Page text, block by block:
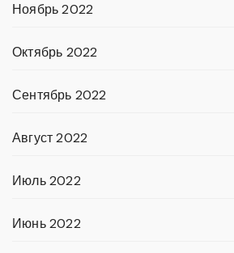
Ноябрь 2022
Октябрь 2022
Сентябрь 2022
Август 2022
Июль 2022
Июнь 2022